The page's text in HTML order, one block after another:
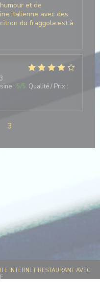
et de
italienne avec des
du fraggola est à
: 5/5 Qualité / Prix :
3
INTERNET RESTAURANT AVEC
((OUVRE UNE NOUVELLE FENÊTRE))